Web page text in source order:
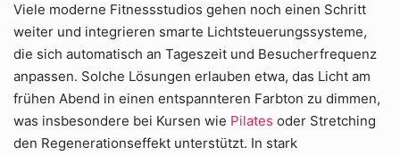
Viele moderne Fitnessstudios gehen noch einen Schritt
weiter und integrieren smarte Lichtsteuerungssysteme,
die sich automatisch an Tageszeit und Besucherfrequenz
anpassen. Solche Lösungen erlauben etwa, das Licht am
frühen Abend in einen entspannteren Farbton zu dimmen,
was insbesondere bei Kursen wie Pilates oder Stretching
den Regenerationseffekt unterstützt. In stark